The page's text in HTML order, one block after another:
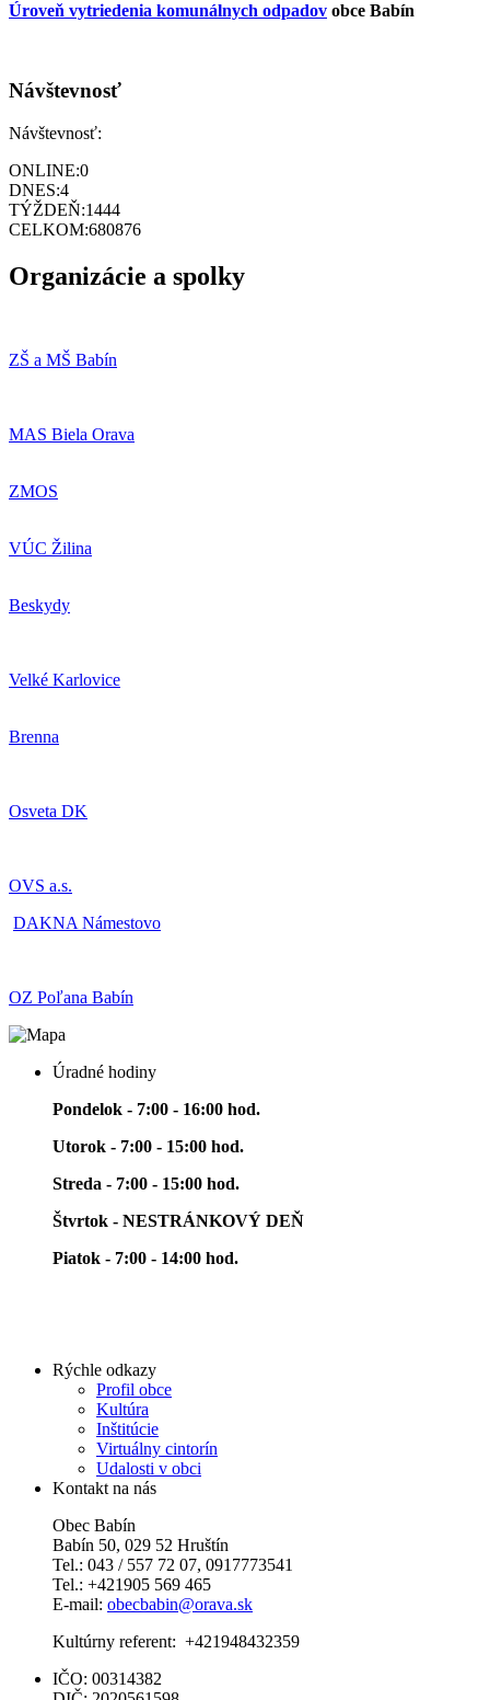
Úroveň vytriedenia komunálnych odpadov obce Babín
Návštevnosť
Návštevnosť:
ONLINE:0
DNES:4
TÝŽDEŇ:1444
CELKOM:680876
Organizácie a spolky
ZŠ a MŠ Babín
MAS Biela Orava
ZMOS
VÚC Žilina
Beskydy
Velké Karlovice
Brenna
Osveta DK
OVS a.s.
DAKNA Námestovo
OZ Poľana Babín
Úradné hodiny
Pondelok - 7:00 - 16:00 hod.
Utorok - 7:00 - 15:00 hod.
Streda - 7:00 - 15:00 hod.
Štvrtok - NESTRÁNKOVÝ DEŇ
Piatok - 7:00 - 14:00 hod.
Rýchle odkazy
Profil obce
Kultúra
Inštitúcie
Virtuálny cintorín
Udalosti v obci
Kontakt na nás
Obec Babín
Babín 50, 029 52 Hruštín
Tel.: 043 / 557 72 07, 0917773541
Tel.: +421905 569 465
E-mail: obecbabin@orava.sk
Kultúrny referent: +421948432359
IČO: 00314382